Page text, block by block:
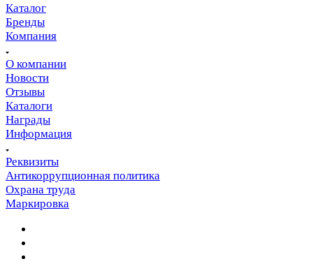
Каталог
Бренды
Компания
О компании
Новости
Отзывы
Каталоги
Награды
Информация
Реквизиты
Антикоррупционная политика
Охрана труда
Маркировка